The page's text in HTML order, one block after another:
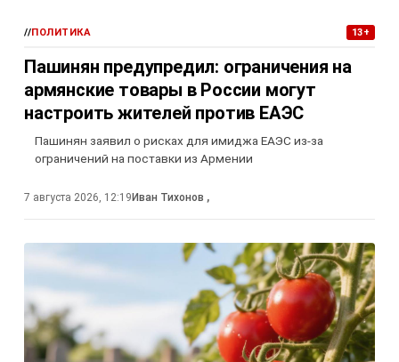
//ПОЛИТИКА 13+
Пашинян предупредил: ограничения на
армянские товары в России могут
настроить жителей против ЕАЭС
Пашинян заявил о рисках для имиджа ЕАЭС из-за
ограничений на поставки из Армении
7 августа 2026, 12:19 Иван Тихонов ,